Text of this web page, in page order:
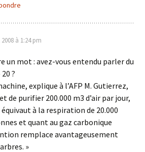
à 1:24 pm
un mot : avez-vous entendu parler du
20 ?
explique à l’AFP M. Gutierrez,
de purifier 200.000 m3 d’air par jour,
équivaut à la respiration de 20.000
et quant au gaz carbonique
remplace avantageusement
»